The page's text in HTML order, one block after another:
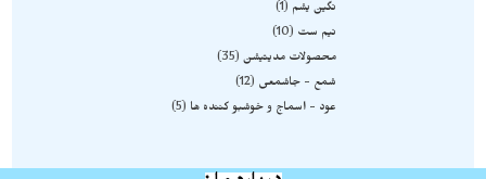
نگین یشم
1
نیم ست
10
محصولات مدیتیشن 35
شمع - جاشمعی
12
عود - اسماج و خوشبو کننده ها
5